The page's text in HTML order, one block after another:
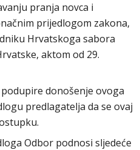
pranja novca i
prijedlogom zakona,
Hrvatskoga sabora
aktom od 29.
donošenje ovoga
predlagatelja da se ovaj
Odbor podnosi sljedeće